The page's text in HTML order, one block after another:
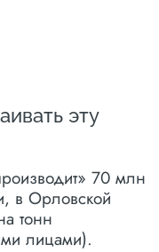
эту
70 млн
в Орловской
тонн
лицами).